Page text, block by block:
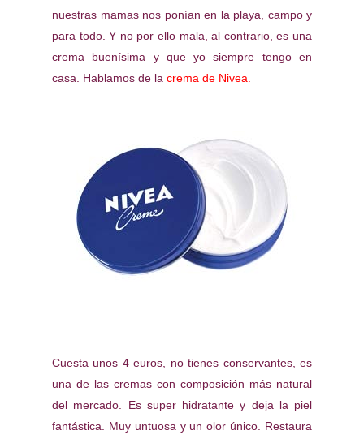
nuestras mamas nos ponían en la playa, campo y
para todo. Y no por ello mala, al contrario, es una
crema buenísima y que yo siempre tengo en
casa. Hablamos de la crema de Nivea.
Cuesta unos 4 euros, no tienes conservantes, es
una de las cremas con composición más natural
del mercado. Es super hidratante y deja la piel
fantástica. Muy untuosa y un olor único. Restaura